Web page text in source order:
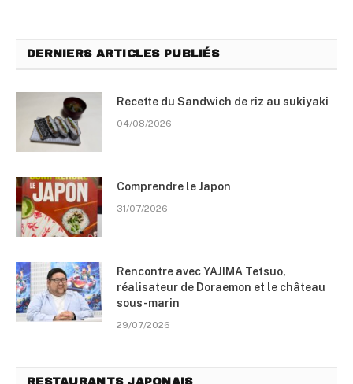
DERNIERS ARTICLES PUBLIÉS
Recette du Sandwich de riz au sukiyaki
04/08/2026
Comprendre le Japon
31/07/2026
Rencontre avec YAJIMA Tetsuo,
réalisateur de Doraemon et le château
sous-marin
29/07/2026